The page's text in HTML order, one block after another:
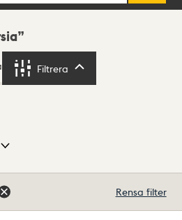
Filtrera
Rensa filter